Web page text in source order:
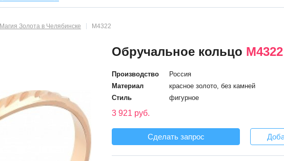
Магия Золота в Челябинске М4322
Обручальное кольцо М4322
Производство
Россия
Материал
красное золото, без камней
Стиль
фигурное
3 921 руб.
Сделать запрос